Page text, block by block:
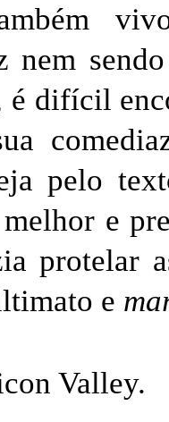
nem
é difícil
pelo
e
protelar
e
Valley.